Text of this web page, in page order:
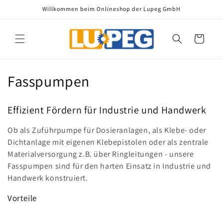
Willkommen beim Onlineshop der Lupeg GmbH
Warenkorb
K
t
e
g
o
r
Fasspumpen
Effizient Fördern für Industrie und Handwerk
Ob als Zuführpumpe für Dosieranlagen, als Klebe- oder
Dichtanlage mit eigenen Klebepistolen oder als zentrale
Materialversorgung z.B. über Ringleitungen - unsere
Fasspumpen sind für den harten Einsatz in Industrie und
Handwerk konstruiert.
Vorteile